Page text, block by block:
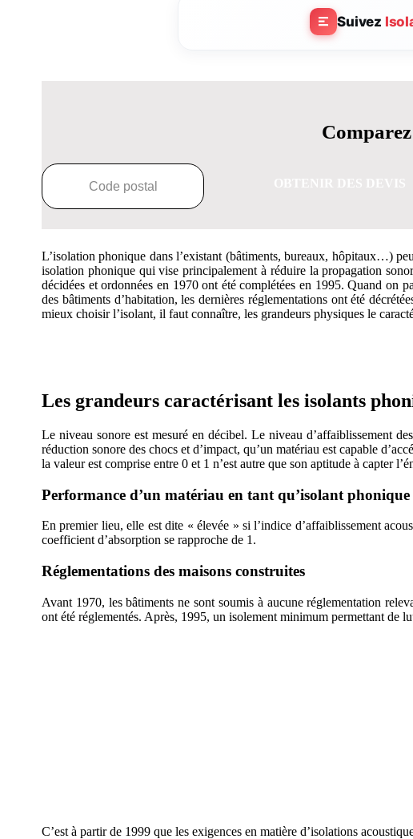
Suivez
L’isolation phonique dans l’existant (bâtiments, bureaux, hôpitaux…)
isolation phonique qui vise principalement à réduire la propagation
décidées et ordonnées en 1970 ont été complétées en 1995. Quand on
des bâtiments d’habitation, les dernières réglementations ont été
mieux choisir l’isolant, il faut connaître, les grandeurs physiques le
Les grandeurs caractérisant les isolants
Le niveau sonore est mesuré en décibel. Le niveau d’affaiblissement
réduction sonore des chocs et d’impact, qu’un matériau est capable
la valeur est comprise entre 0 et 1 n’est autre que son aptitude à capter
Performance d’un matériau en tant qu’isolant phonique
En premier lieu, elle est dite « élevée » si l’indice d’affaiblissement
coefficient d’absorption se rapproche de 1.
Réglementations des maisons construites
Avant 1970, les bâtiments ne sont soumis à aucune réglementation
ont été réglementés. Après, 1995, un isolement minimum permettant de
C’est à partir de 1999 que les exigences en matière d’isolations